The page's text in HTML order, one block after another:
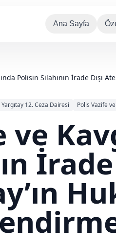
Ana Sayfa
Polisin Silahının İrade Dışı
Yargıtay 12. Ceza Dairesi Polis Vazife